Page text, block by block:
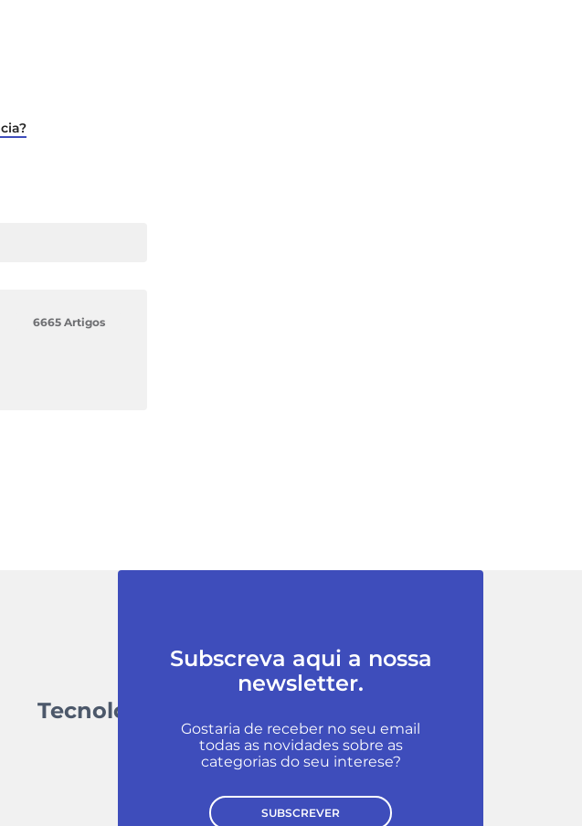
6665 Artigos
Tecnologia
Subscreva aqui a nossa
newsletter.
Gostaria de receber no seu email
todas as novidades sobre as
categorias do seu interese?
SUBSCREVER